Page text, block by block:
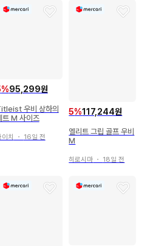
%95,299원
우비 상하의
트 M 사이즈
치 ・ 16일 전
5%117,244원
엘리트 그립 골프 우비
M
히로시마 ・ 18일 전